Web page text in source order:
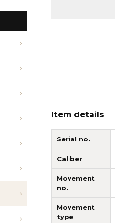
Item details
Serial no.
Caliber
Movement
no.
Movement
type